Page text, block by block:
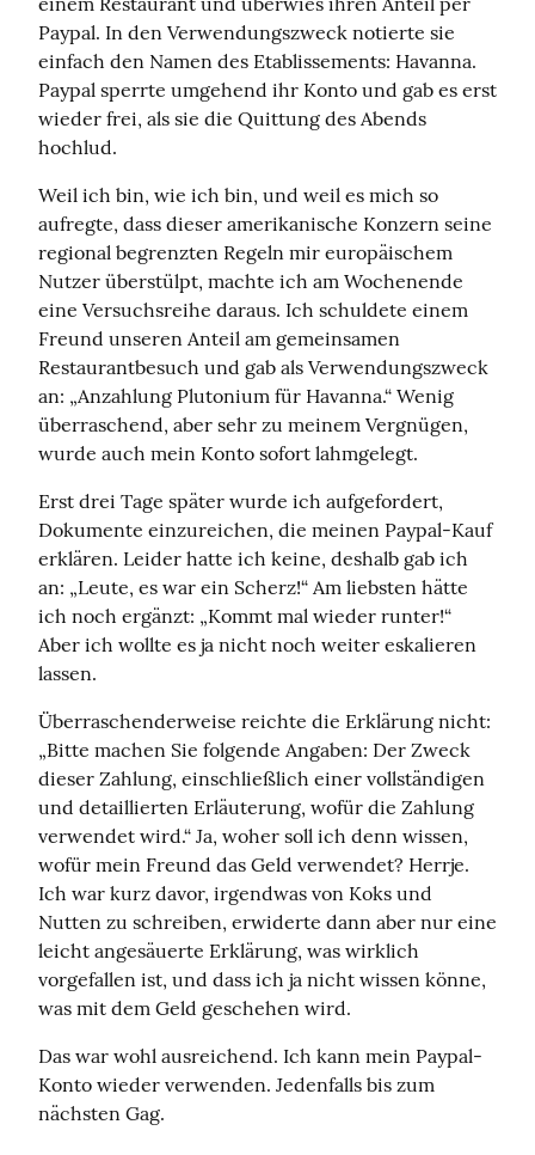
Paypal. In den Verwendungszweck notierte sie
einfach den Namen des Etablissements: Havanna.
Paypal sperrte umgehend ihr Konto und gab es erst
wieder frei, als sie die Quittung des Abends
hochlud.
Weil ich bin, wie ich bin, und weil es mich so
aufregte, dass dieser amerikanische Konzern seine
regional begrenzten Regeln mir europäischem
Nutzer überstülpt, machte ich am Wochenende
eine Versuchsreihe daraus. Ich schuldete einem
Freund unseren Anteil am gemeinsamen
Restaurantbesuch und gab als Verwendungszweck
an: „Anzahlung Plutonium für Havanna.“ Wenig
überraschend, aber sehr zu meinem Vergnügen,
wurde auch mein Konto sofort lahmgelegt.
Erst drei Tage später wurde ich aufgefordert,
Dokumente einzureichen, die meinen Paypal-Kauf
erklären. Leider hatte ich keine, deshalb gab ich
an: „Leute, es war ein Scherz!“ Am liebsten hätte
ich noch ergänzt: „Kommt mal wieder runter!“
Aber ich wollte es ja nicht noch weiter eskalieren
lassen.
Überraschenderweise reichte die Erklärung nicht:
„Bitte machen Sie folgende Angaben: Der Zweck
dieser Zahlung, einschließlich einer vollständigen
und detaillierten Erläuterung, wofür die Zahlung
verwendet wird.“ Ja, woher soll ich denn wissen,
wofür mein Freund das Geld verwendet? Herrje.
Ich war kurz davor, irgendwas von Koks und
Nutten zu schreiben, erwiderte dann aber nur eine
leicht angesäuerte Erklärung, was wirklich
vorgefallen ist, und dass ich ja nicht wissen könne,
was mit dem Geld geschehen wird.
Das war wohl ausreichend. Ich kann mein Paypal-
Konto wieder verwenden. Jedenfalls bis zum
nächsten Gag.